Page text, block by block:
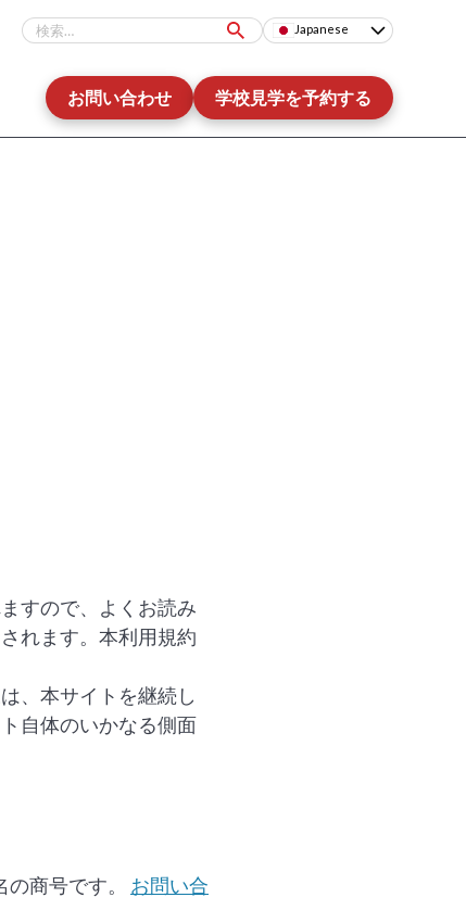
Japanese
お問い合わせ 学校見学を予約する
すので、よくお読み
れます。本利用規約
、本サイトを継続し
自体のいかなる側面
商号です。 お問い合